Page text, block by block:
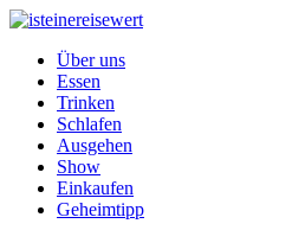
Über uns
Essen
Trinken
Schlafen
Ausgehen
Show
Einkaufen
Geheimtipp